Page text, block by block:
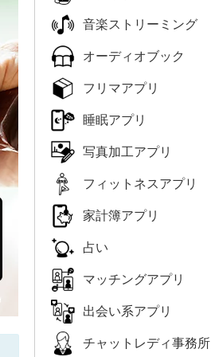
音楽ストリーミング
オーディオブック
フリマアプリ
睡眠アプリ
写真加工アプリ
フィットネスアプリ
家計簿アプリ
占い
マッチングアプリ
出会い系アプリ
チャットレディ事務所